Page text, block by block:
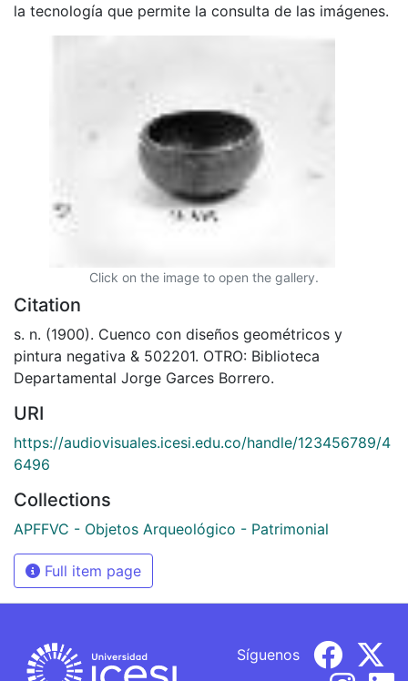
la tecnología que permite la consulta de las imágenes.
Click on the image to open the gallery.
Citation
s. n. (1900). Cuenco con diseños geométricos y
pintura negativa & 502201. OTRO: Biblioteca
Departamental Jorge Garces Borrero.
URI
https://audiovisuales.icesi.edu.co/handle/123456789/4
6496
Collections
APFFVC - Objetos Arqueológico - Patrimonial
Full item page
Síguenos